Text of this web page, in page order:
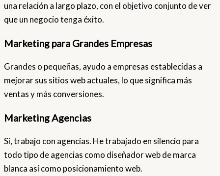
una relación a largo plazo, con el objetivo conjunto de ver
que un negocio tenga éxito.
Marketing para Grandes Empresas
Grandes o pequeñas, ayudo a empresas establecidas a
mejorar sus sitios web actuales, lo que significa más
ventas y más conversiones.
Marketing Agencias
Sí, trabajo con agencias. He trabajado en silencio para
todo tipo de agencias como diseñador web de marca
blanca así como posicionamiento web.